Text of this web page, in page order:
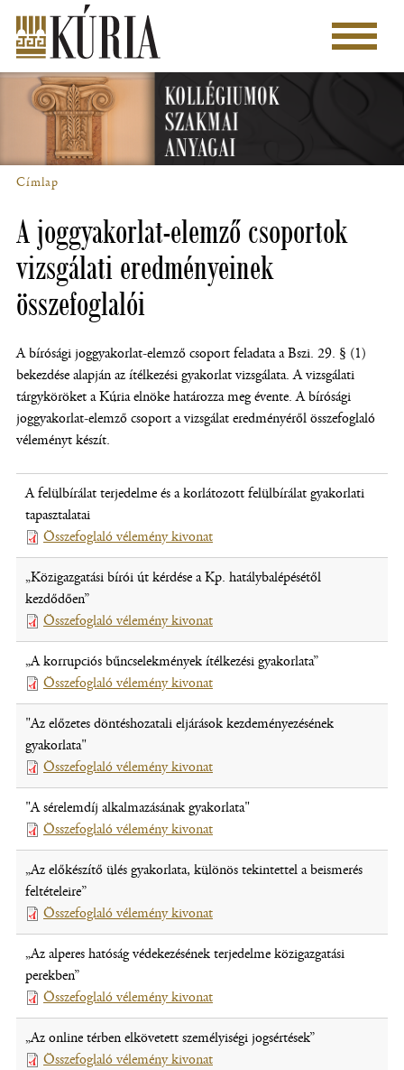
tartalomra
Főmenü
Címlap
A joggyakorlat-elemző csoportok
vizsgálati eredményeinek
összefoglalói
A bírósági joggyakorlat-elemző csoport feladata a Bszi. 29. § (1)
bekezdése alapján az ítélkezési gyakorlat vizsgálata. A vizsgálati
tárgyköröket a Kúria elnöke határozza meg évente. A bírósági
joggyakorlat-elemző csoport a vizsgálat eredményéről összefoglaló
véleményt készít.
A felülbírálat terjedelme és a korlátozott felülbírálat gyakorlati
tapasztalatai
Összefoglaló vélemény kivonat
új
ablakban
„Közigazgatási bírói út kérdése a Kp. hatálybalépésétől
kezdődően”
Összefoglaló vélemény kivonat
új
ablakban
meg)
„A korrupciós bűncselekmények ítélkezési gyakorlata”
Összefoglaló vélemény kivonat
új
ablakban
"Az előzetes döntéshozatali eljárások kezdeményezésének
gyakorlata"
Összefoglaló vélemény kivonat
új
ablakban
meg)
"A sérelemdíj alkalmazásának gyakorlata"
Összefoglaló vélemény kivonat
új
ablakban
„Az előkészítő ülés gyakorlata, különös tekintettel a beismerés
feltételeire”
Összefoglaló vélemény kivonat
új
ablakban
„Az alperes hatóság védekezésének terjedelme közigazgatási
perekben”
Összefoglaló vélemény kivonat
új
ablakban
„Az online térben elkövetett személyiségi jogsértések”
Összefoglaló vélemény kivonat